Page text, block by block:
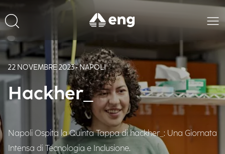
22 NOVEMBRE 2023 • NAPOLI
Hackher_
Napoli Ospita la Quinta Tappa di hackher_: Una Giornata
Intensa di Tecnologia e Inclusione.